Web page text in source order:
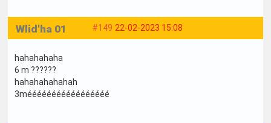
#149 22-02-2023 15:08
Wlid'ha 01
hahahahaha
6 m ??????
hahahahahahah
3mééééééééééééééééé